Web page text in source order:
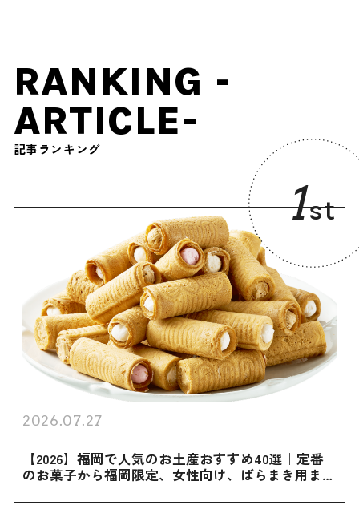
RANKING -
ARTICLE-
記事ランキング
1st
2026.07.27
【2026】福岡で人気のお土産おすすめ40選｜定番
のお菓子から福岡限定、女性向け、ばらまき用まで